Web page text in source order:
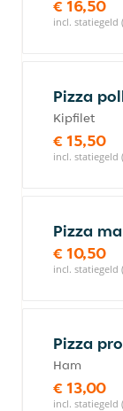
€ 16,50
incl. statiegeld
Pizza
Kipfilet
€ 15,50
incl. statiegeld
Pizza
€ 10,50
incl. statiegeld
Pizza
Ham
€ 13,00
incl. statiegeld